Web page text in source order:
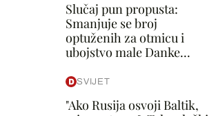
Slučaj pun propusta:
Smanjuje se broj
optuženih za otmicu i
ubojstvo male Danke...
SVIJET
"Ako Rusija osvoji Baltik,